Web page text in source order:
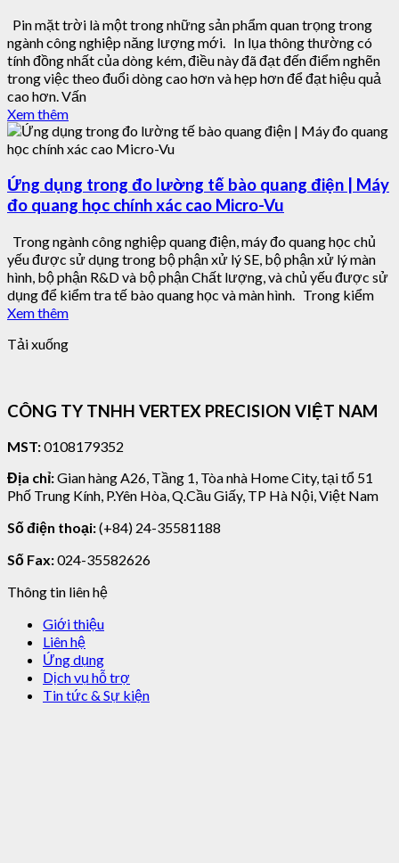
Pin mặt trời là một trong những sản phẩm quan trọng trong
ngành công nghiệp năng lượng mới. In lụa thông thường có
tính đồng nhất của dòng kém, điều này đã đạt đến điểm nghẽn
trong việc theo đuổi dòng cao hơn và hẹp hơn để đạt hiệu quả
cao hơn. Vấn
Xem thêm
Ứng dụng trong đo lường tế bào quang điện | Máy
đo quang học chính xác cao Micro-Vu
Trong ngành công nghiệp quang điện, máy đo quang học chủ
yếu được sử dụng trong bộ phận xử lý SE, bộ phận xử lý màn
hình, bộ phận R&D và bộ phận Chất lượng, và chủ yếu được sử
dụng để kiểm tra tế bào quang học và màn hình. Trong kiểm
Xem thêm
Tải xuống
CÔNG TY TNHH VERTEX PRECISION VIỆT NAM
MST:0108179352
Địa chỉ:Gian hàng A26, Tầng 1, Tòa nhà Home City, tại tổ 51
Phố Trung Kính, P.Yên Hòa, Q.Cầu Giấy, TP Hà Nội, Việt Nam
Số điện thoại:(+84) 24-35581188
Số Fax:024-35582626
Thông tin liên hệ
Giới thiệu
Liên hệ
Ứng dụng
Dịch vụ hỗ trợ
Tin tức & Sự kiện